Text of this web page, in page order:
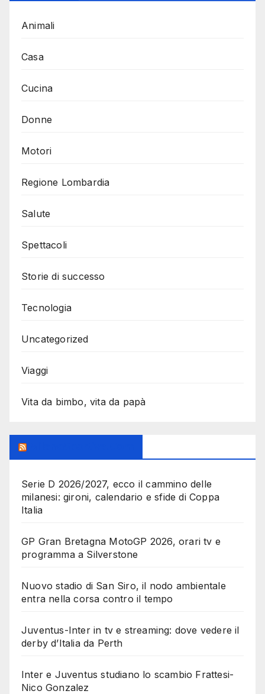
Animali
Casa
Cucina
Donne
Motori
Regione Lombardia
Salute
Spettacoli
Storie di successo
Tecnologia
Uncategorized
Viaggi
Vita da bimbo, vita da papà
Serie D 2026/2027, ecco il cammino delle
milanesi: gironi, calendario e sfide di Coppa
Italia
GP Gran Bretagna MotoGP 2026, orari tv e
programma a Silverstone
Nuovo stadio di San Siro, il nodo ambientale
entra nella corsa contro il tempo
Juventus-Inter in tv e streaming: dove vedere il
derby d’Italia da Perth
Inter e Juventus studiano lo scambio Frattesi-
Nico Gonzalez